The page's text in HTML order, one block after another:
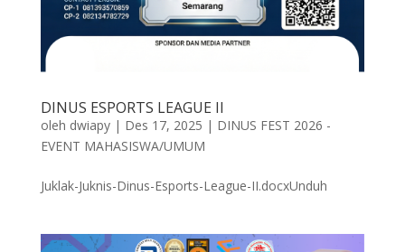
DINUS ESPORTS LEAGUE II
oleh dwiapy| Des 17, 2025 | DINUS FEST 2026 -
EVENT MAHASISWA/UMUM
Juklak-Juknis-Dinus-Esports-League-II.docxUnduh